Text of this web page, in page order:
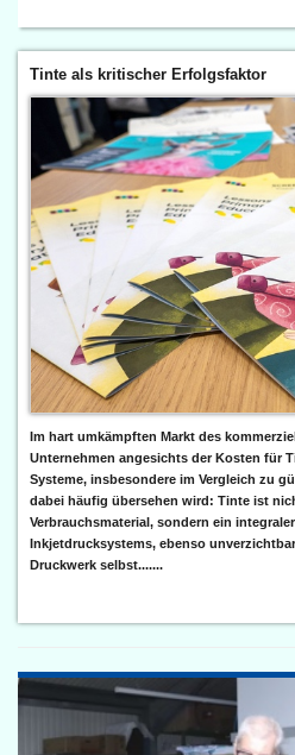
Tinte als kritischer Erfolgsfaktor
Im hart umkämpften Markt des
Unternehmen angesichts der Kosten für
Systeme, insbesondere im Vergleich zu
dabei häufig übersehen wird: Tinte ist
Verbrauchsmaterial, sondern ein
Inkjetdrucksystems, ebenso
Druckwerk selbst.......